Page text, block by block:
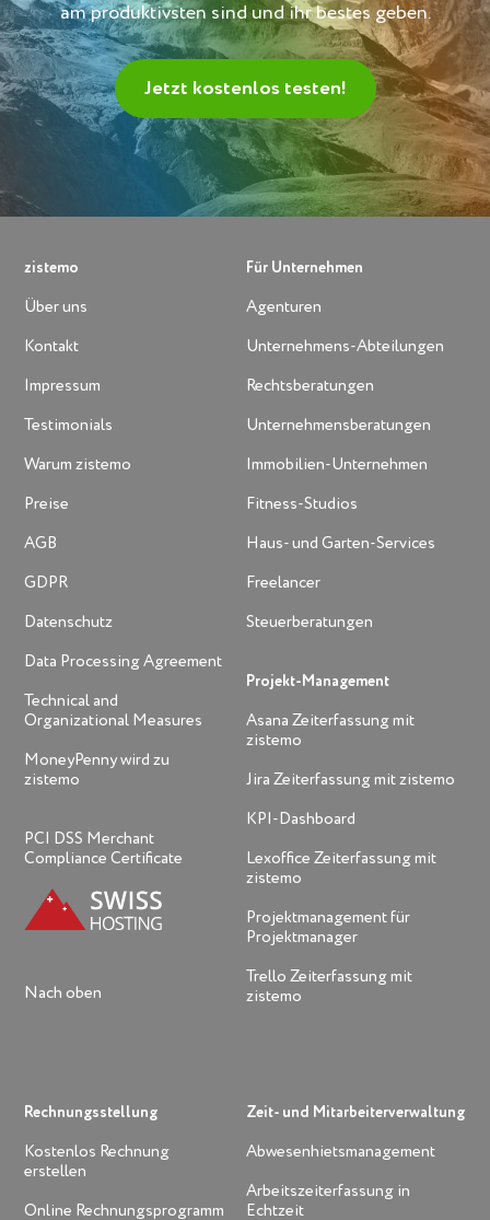
am produktivsten sind und ihr bestes geben.
Jetzt kostenlos testen!
zistemo
Über uns
Kontakt
Impressum
Testimonials
Warum zistemo
Preise
AGB
GDPR
Datenschutz
Data Processing Agreement
Technical and
Organizational Measures
MoneyPenny wird zu
zistemo
PCI DSS Merchant
Compliance Certificate
Nach oben
Rechnungsstellung
Kostenlos Rechnung
erstellen
Online Rechnungsprogramm
Für Unternehmen
Agenturen
Unternehmens-Abteilungen
Rechtsberatungen
Unternehmensberatungen
Immobilien-Unternehmen
Fitness-Studios
Haus- und Garten-Services
Freelancer
Steuerberatungen
Projekt-Management
Asana Zeiterfassung mit
zistemo
Jira Zeiterfassung mit zistemo
KPI-Dashboard
Lexoffice Zeiterfassung mit
zistemo
Projektmanagement für
Projektmanager
Trello Zeiterfassung mit
zistemo
Zeit- und Mitarbeiterverwaltung
Abwesenhietsmanagement
Arbeitszeiterfassung in
Echtzeit